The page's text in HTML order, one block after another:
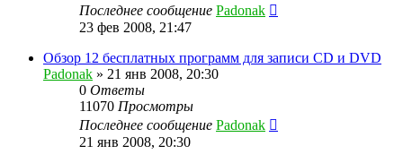
Последнее сообщение Padonak
23 фев 2008, 21:47
Обзор 12 бесплатных программ для записи CD и DVD
Padonak » 21 янв 2008, 20:30
0 Ответы
11070 Просмотры
Последнее сообщение Padonak
21 янв 2008, 20:30